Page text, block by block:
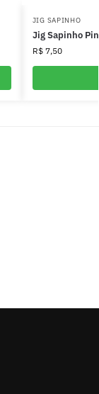
JIG SAPINHO
Jig Sapinho
R$7,50